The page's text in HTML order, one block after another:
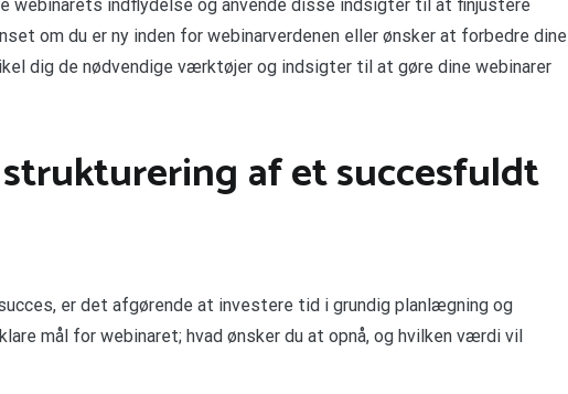
webinarets indflydelse og anvende disse indsigter til at finjustere
om du er ny inden for webinarverdenen eller ønsker at forbedre dine
dig de nødvendige værktøjer og indsigter til at gøre dine webinarer
af et succesfuldt
er det afgørende at investere tid i grundig planlægning og
mål for webinaret; hvad ønsker du at opnå, og hvilken værdi vil